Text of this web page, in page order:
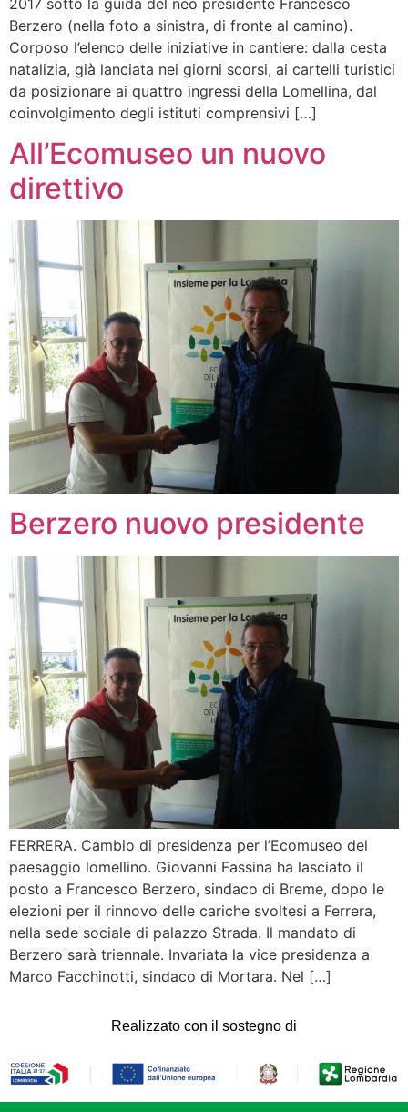
Berzero (nella foto a sinistra, di fronte al camino).
Corposo l’elenco delle iniziative in cantiere: dalla cesta
natalizia, già lanciata nei giorni scorsi, ai cartelli turistici
da posizionare ai quattro ingressi della Lomellina, dal
coinvolgimento degli istituti comprensivi […]
All’Ecomuseo un nuovo
direttivo
Berzero nuovo presidente
FERRERA. Cambio di presidenza per l’Ecomuseo del
paesaggio lomellino. Giovanni Fassina ha lasciato il
posto a Francesco Berzero, sindaco di Breme, dopo le
elezioni per il rinnovo delle cariche svoltesi a Ferrera,
nella sede sociale di palazzo Strada. Il mandato di
Berzero sarà triennale. Invariata la vice presidenza a
Marco Facchinotti, sindaco di Mortara. Nel […]
Realizzato con il sostegno di